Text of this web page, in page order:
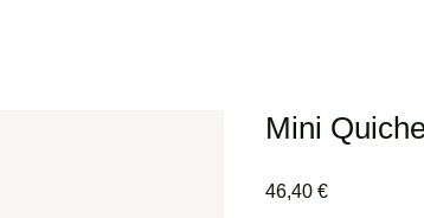
Mini
46,40 €Preis